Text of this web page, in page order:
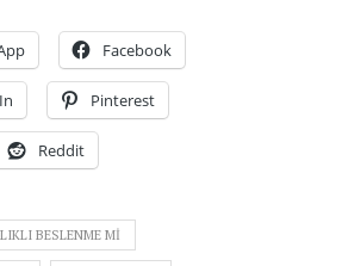
Facebook
Pinterest
Reddit
BESLENME MI